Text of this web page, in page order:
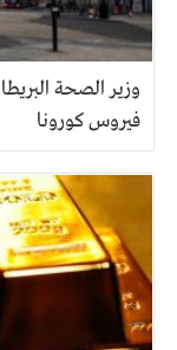
وزير الصحة
فيروس كورونا